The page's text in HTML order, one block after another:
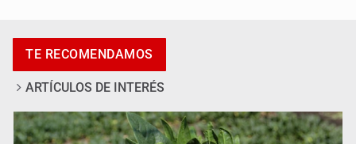
TE RECOMENDAMOS
ARTÍCULOS DE INTERÉS